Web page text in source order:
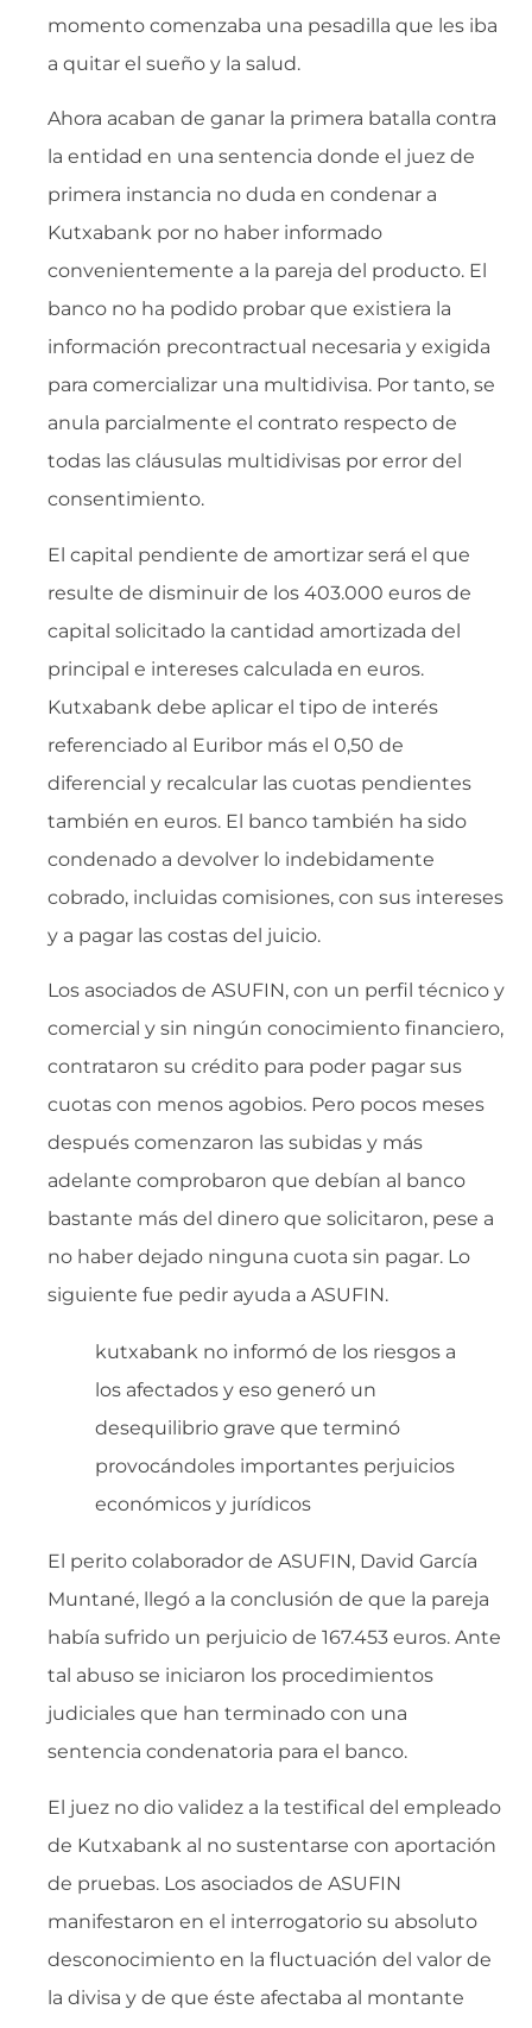
momento comenzaba una pesadilla que les iba
a quitar el sueño y la salud.
Ahora acaban de ganar la primera batalla contra
la entidad en una sentencia donde el juez de
primera instancia no duda en condenar a
Kutxabank por no haber informado
convenientemente a la pareja del producto. El
banco no ha podido probar que existiera la
información precontractual necesaria y exigida
para comercializar una multidivisa. Por tanto, se
anula parcialmente el contrato respecto de
todas las cláusulas multidivisas por error del
consentimiento.
El capital pendiente de amortizar será el que
resulte de disminuir de los 403.000 euros de
capital solicitado la cantidad amortizada del
principal e intereses calculada en euros.
Kutxabank debe aplicar el tipo de interés
referenciado al Euribor más el 0,50 de
diferencial y recalcular las cuotas pendientes
también en euros. El banco también ha sido
condenado a devolver lo indebidamente
cobrado, incluidas comisiones, con sus intereses
y a pagar las costas del juicio.
Los asociados de ASUFIN, con un perfil técnico y
comercial y sin ningún conocimiento financiero,
contrataron su crédito para poder pagar sus
cuotas con menos agobios. Pero pocos meses
después comenzaron las subidas y más
adelante comprobaron que debían al banco
bastante más del dinero que solicitaron, pese a
no haber dejado ninguna cuota sin pagar. Lo
siguiente fue pedir ayuda a ASUFIN.
kutxabank no informó de los riesgos a
los afectados y eso generó un
desequilibrio grave que terminó
provocándoles importantes perjuicios
económicos y jurídicos
El perito colaborador de ASUFIN, David García
Muntané, llegó a la conclusión de que la pareja
había sufrido un perjuicio de 167.453 euros. Ante
tal abuso se iniciaron los procedimientos
judiciales que han terminado con una
sentencia condenatoria para el banco.
El juez no dio validez a la testifical del empleado
de Kutxabank al no sustentarse con aportación
de pruebas. Los asociados de ASUFIN
manifestaron en el interrogatorio su absoluto
desconocimiento en la fluctuación del valor de
la divisa y de que éste afectaba al montante